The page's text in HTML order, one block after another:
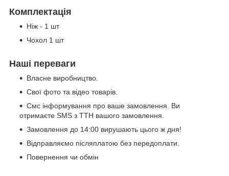
Комплектація
Ніж - 1 шт
Чохол 1 шт
Наші переваги
Власне виробництво.
Свої фото та відео товарів.
Смс інформування про ваше замовлення. Ви
отримаєте SMS з ТТН вашого замовлення.
Замовлення до 14:00 вирушають цього ж дня!
Відправляємо післяплатою без передоплати.
Повернення чи обмін